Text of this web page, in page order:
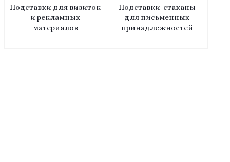
Подставки для визиток
и рекламных
материалов
Подставки-стаканы
для письменных
принадлежностей